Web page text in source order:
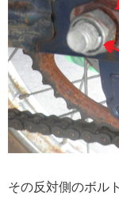
その反対側のボル